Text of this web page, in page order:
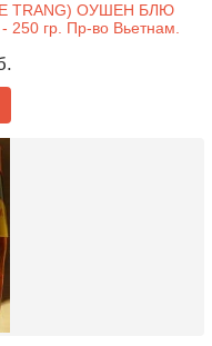
TRANG) ОУШЕН БЛЮ
250 гр. Пр-во Вьетнам.